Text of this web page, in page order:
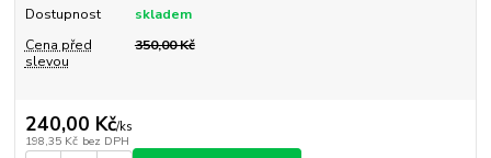
Dostupnost
skladem
Cena před
slevou
350,00 Kč
240,00 Kč/ks
198,35 Kč bez DPH